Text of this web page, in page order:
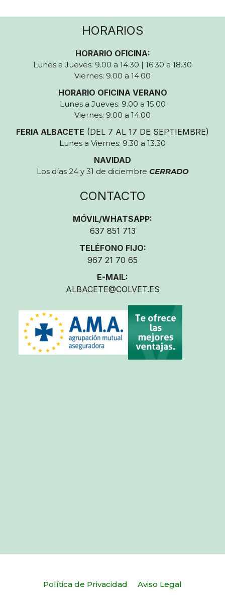
HORARIOS
HORARIO OFICINA:
Lunes a Jueves: 9.00 a 14.30 | 16.30 a 18.30
Viernes: 9.00 a 14.00
HORARIO OFICINA VERANO
Lunes a Jueves: 9.00 a 15.00
Viernes: 9.00 a 14.00
FERIA ALBACETE (DEL 7 AL 17 DE SEPTIEMBRE)
Lunes a Viernes: 9.30 a 13.30
NAVIDAD
Los días 24 y 31 de diciembre CERRADO
CONTACTO
MÓVIL/WHATSAPP:
637 851 713
TELÉFONO FIJO:
967 21 70 65
E-MAIL:
ALBACETE@COLVET.ES
Política de Privacidad
Aviso Legal